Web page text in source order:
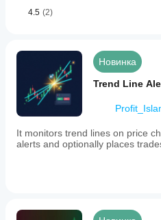
    }
Result: Fully automated
🔧 INSTALLATION & SETUP
Quick Start (2 Minutes)
Restart cTrader or
4.5 (2)
Новинка
Trend Line
It monitors trend lines on price
alerts and optionally places